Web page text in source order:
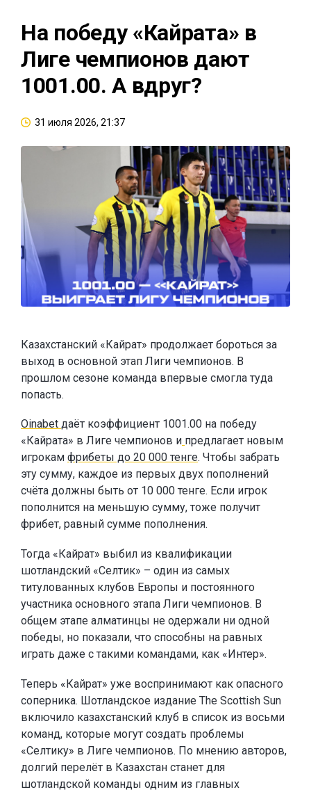
На победу «Кайрата» в
Лиге чемпионов дают
1001.00. А вдруг?
31 июля 2026, 21:37
Казахстанский «Кайрат» продолжает бороться за
выход в основной этап Лиги чемпионов. В
прошлом сезоне команда впервые смогла туда
попасть.
Oinabet даёт коэффициент 1001.00 на победу
«Кайрата» в Лиге чемпионов и предлагает новым
игрокам фрибеты до 20 000 тенге. Чтобы забрать
эту сумму, каждое из первых двух пополнений
счёта должны быть от 10 000 тенге. Если игрок
пополнится на меньшую сумму, тоже получит
фрибет, равный сумме пополнения.
Тогда «Кайрат» выбил из квалификации
шотландский «Селтик» – один из самых
титулованных клубов Европы и постоянного
участника основного этапа Лиги чемпионов. В
общем этапе алматинцы не одержали ни одной
победы, но показали, что способны на равных
играть даже с такими командами, как «Интер».
Теперь «Кайрат» уже воспринимают как опасного
соперника. Шотландское издание The Scottish Sun
включило казахстанский клуб в список из восьми
команд, которые могут создать проблемы
«Селтику» в Лиге чемпионов. По мнению авторов,
долгий перелёт в Казахстан станет для
шотландской команды одним из главных